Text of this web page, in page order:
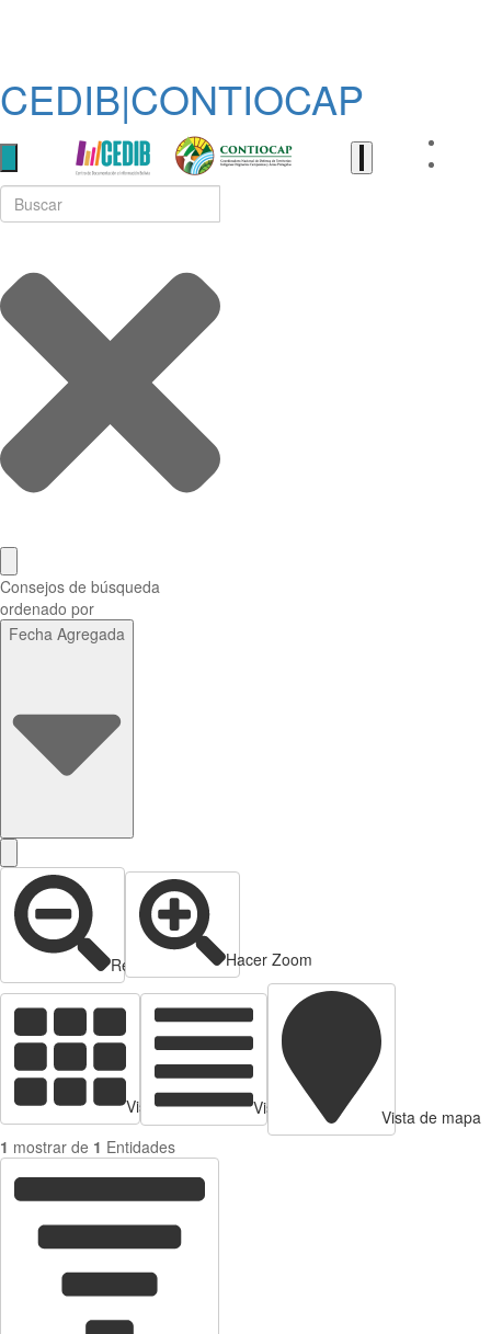
CEDIB|CONTIOCAP
Consejos de búsqueda
ordenado por
Fecha Agregada
Reducir zoom Hacer Zoom
Vista de tarjetas Vista de Tabla
Vista de mapa
1 mostrar de 1 Entidades